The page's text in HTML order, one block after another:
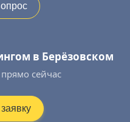
в Берёзовском
сейчас